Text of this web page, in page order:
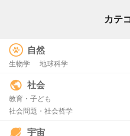
カテ
自然
生物学 地球科学
社会
教育・子ども
社会問題・社会哲学
宇宙